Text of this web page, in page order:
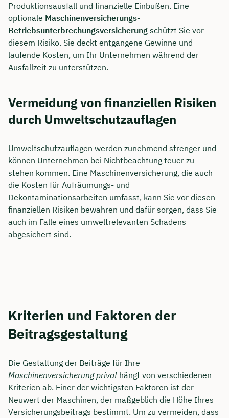
Produktionsausfall und finanzielle Einbußen. Eine
optionale Maschinenversicherungs-
Betriebsunterbrechungsversicherung schützt Sie vor
diesem Risiko. Sie deckt entgangene Gewinne und
laufende Kosten, um Ihr Unternehmen während der
Ausfallzeit zu unterstützen.
Vermeidung von finanziellen Risiken
durch Umweltschutzauflagen
Umweltschutzauflagen werden zunehmend strenger und
können Unternehmen bei Nichtbeachtung teuer zu
stehen kommen. Eine Maschinenversicherung, die auch
die Kosten für Aufräumungs- und
Dekontaminationsarbeiten umfasst, kann Sie vor diesen
finanziellen Risiken bewahren und dafür sorgen, dass Sie
auch im Falle eines umweltrelevanten Schadens
abgesichert sind.
Kriterien und Faktoren der
Beitragsgestaltung
Die Gestaltung der Beiträge für Ihre
Maschinenversicherung privathängt von verschiedenen
Kriterien ab. Einer der wichtigsten Faktoren ist der
Neuwert der Maschinen, der maßgeblich die Höhe Ihres
Versicherungsbeitrags bestimmt. Um zu vermeiden, dass